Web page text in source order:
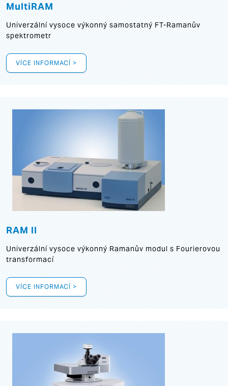
MultiRAM
Univerzální vysoce výkonný samostatný FT-Ramanův
spektrometr
VÍCE INFORMACÍ >
RAM II
Univerzální vysoce výkonný Ramanův modul s Fourierovou
transformací
VÍCE INFORMACÍ >